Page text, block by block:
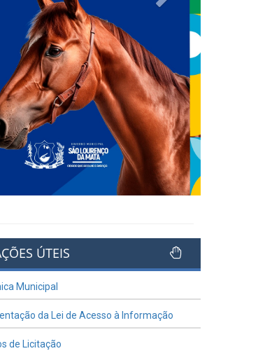
ÚTEIS
Municipal
da Lei de Acesso à Informação
de Licitação